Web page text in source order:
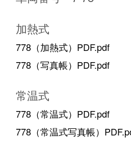
加熱式
778（加熱式）PDF.pdf
778（写真帳）PDF.pdf
常温式
778（常温式）PDF.pdf
778（常温式写真帳）